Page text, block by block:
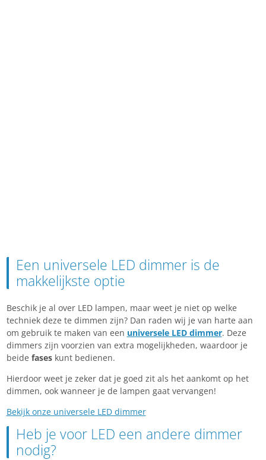
Een universele LED dimmer is de
makkelijkste optie
Beschik je al over LED lampen, maar weet je niet op welke
techniek deze te dimmen zijn? Dan raden wij je van harte aan
om gebruik te maken van een universele LED dimmer. Deze
dimmers zijn voorzien van extra mogelijkheden, waardoor je
beide faseskunt bedienen.
Hierdoor weet je zeker dat je goed zit als het aankomt op het
dimmen, ook wanneer je de lampen gaat vervangen!
Bekijk onze universele LED dimmer
Heb je voor LED een andere dimmer
nodig?